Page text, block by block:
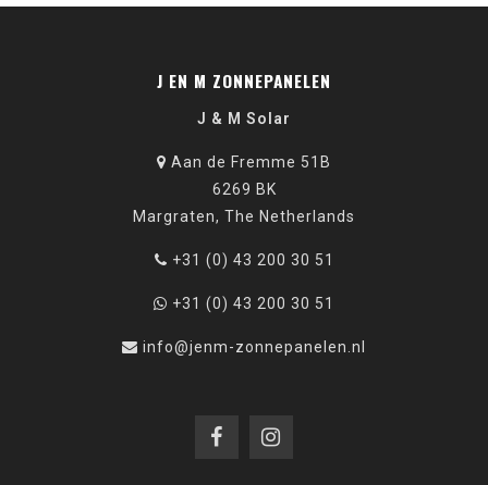
J EN M ZONNEPANELEN
J & M Solar
Aan de Fremme 51B
6269 BK
Margraten, The Netherlands
+31 (0) 43 200 30 51
+31 (0) 43 200 30 51
info@jenm-zonnepanelen.nl